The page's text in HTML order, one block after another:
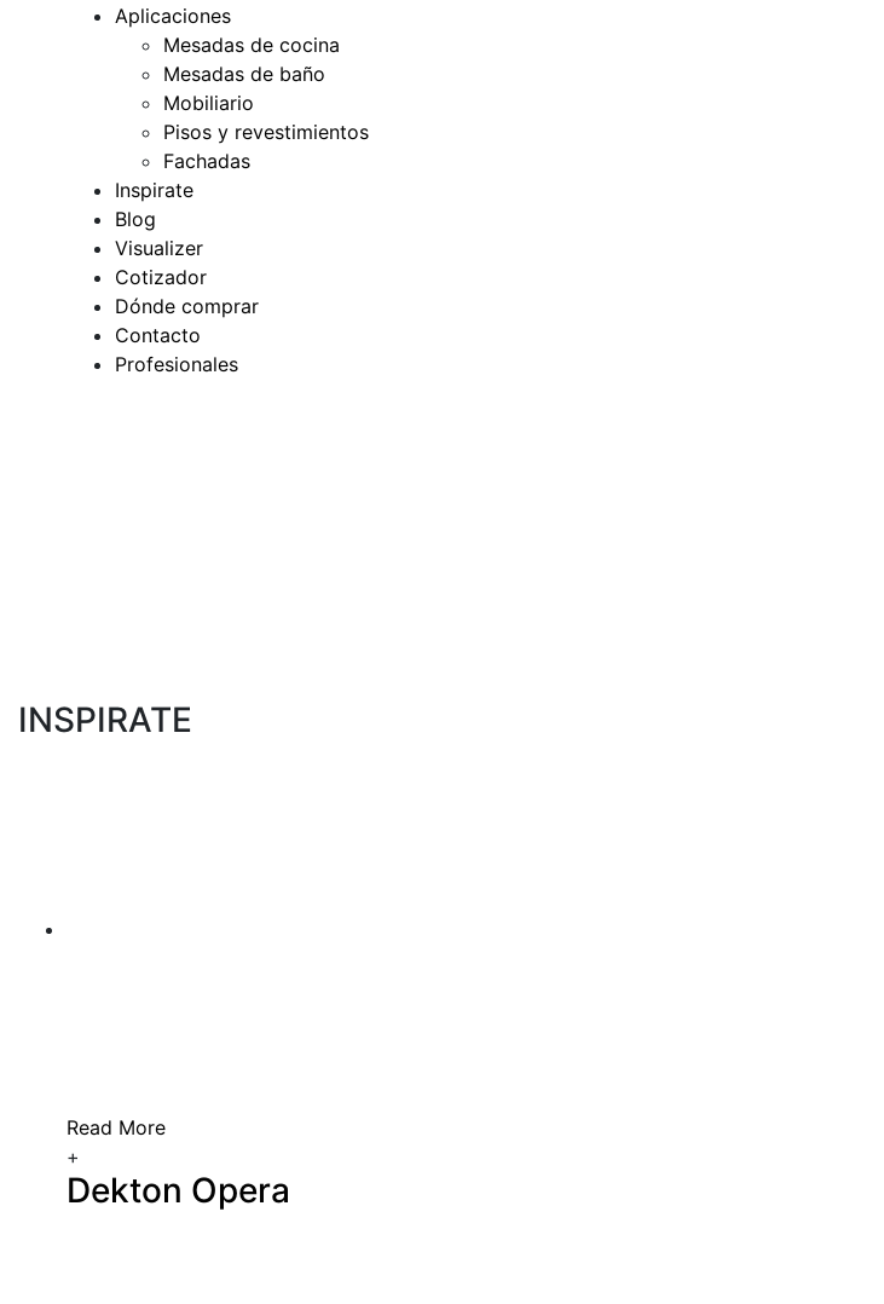
Aplicaciones
Mesadas de cocina
Mesadas de baño
Mobiliario
Pisos y revestimientos
Fachadas
Inspirate
Blog
Visualizer
Cotizador
Dónde comprar
Contacto
Profesionales
INSPIRATE
Read More
+
Dekton Opera